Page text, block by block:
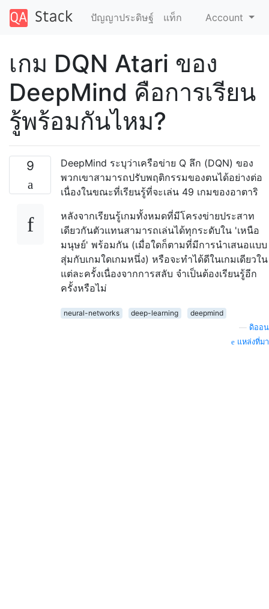
ปัญญาประดิษฐ์ แท็ก Account
เกม DQN Atari ของ
DeepMind คือการเรียน
รู้พร้อมกันไหม?
9
DeepMind ระบุว่าเครือข่าย Q ลึก (DQN) ของ
พวกเขาสามารถปรับพฤติกรรมของตนได้อย่างต่อ
เนื่องในขณะที่เรียนรู้ที่จะเล่น 49 เกมของอาตาริ
หลังจากเรียนรู้เกมทั้งหมดที่มีโครงข่ายประสาท
เดียวกันตัวแทนสามารถเล่นได้ทุกระดับใน 'เหนือ
มนุษย์' พร้อมกัน (เมื่อใดก็ตามที่มีการนำเสนอแบบ
สุ่มกับเกมใดเกมหนึ่ง) หรือจะทำได้ดีในเกมเดียวใน
แต่ละครั้งเนื่องจากการสลับ จำเป็นต้องเรียนรู้อีก
ครั้งหรือไม่
neural-networks deep-learning
deepmind
ดิออน
แหล่งที่มา